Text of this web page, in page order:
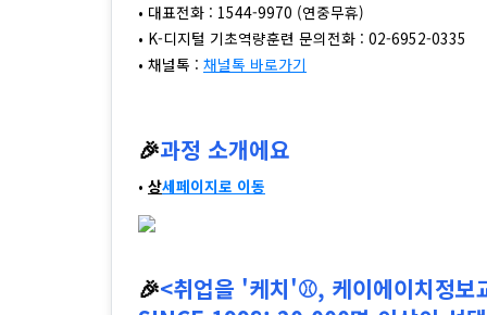
• 대표전화 : 1544-9970 (연중무휴)
• K-디지털 기초역량훈련 문의전화 : 02-6952-0335
• 채널톡 : 채널톡 바로가기
🎉과정 소개에요
• 상세페이지로 이동
🎉<취업을 '케치'⚾, 케이에이치정보